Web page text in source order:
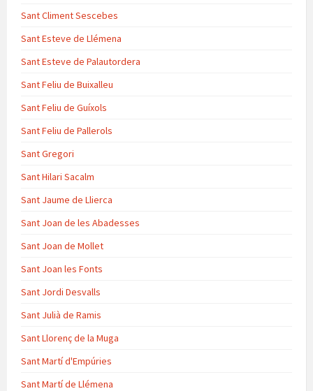
Sant Climent Sescebes
Sant Esteve de Llémena
Sant Esteve de Palautordera
Sant Feliu de Buixalleu
Sant Feliu de Guíxols
Sant Feliu de Pallerols
Sant Gregori
Sant Hilari Sacalm
Sant Jaume de Llierca
Sant Joan de les Abadesses
Sant Joan de Mollet
Sant Joan les Fonts
Sant Jordi Desvalls
Sant Julià de Ramis
Sant Llorenç de la Muga
Sant Martí d'Empúries
Sant Martí de Llémena